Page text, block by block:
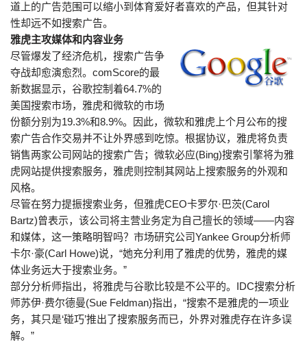
道上的广告范围可以缩小到体育爱好者喜欢的产品，但其针对
性却远不如搜索广告。
雅虎主攻媒体和内容业务
尽管爆发了经济危机，搜索广告争
夺战却愈演愈烈。comScore的最
新数据显示，谷歌控制着64.7%的
美国搜索市场，雅虎和微软的市场
份额分别为19.3%和8.9%。因此，微软和雅虎上个月公布的搜
索广告合作交易并不让外界感到吃惊。根据协议，雅虎将负责
销售两家公司网站的搜索广告；微软必应(Bing)搜索引擎将为雅
虎网站提供搜索服务，雅虎则控制其网站上搜索服务的外观和
风格。
尽管在努力提振搜索业务，但雅虎CEO卡罗尔·巴茨(Carol
Bartz)曾表示，该公司将主营业务定为自己擅长的领域——内容
和媒体，这一策略明智吗？市场研究公司Yankee Group分析师
卡尔·豪(Carl Howe)说，“她充分利用了雅虎的优势，雅虎的媒
体业务远大于搜索业务。”
部分分析师指出，将雅虎与谷歌比较是不公平的。IDC搜索分析
师苏伊·费尔德曼(Sue Feldman)指出，“搜索不是雅虎的一项业
务，其只是‘碰巧’推出了搜索服务而已，外界对雅虎存在许多误
解。”